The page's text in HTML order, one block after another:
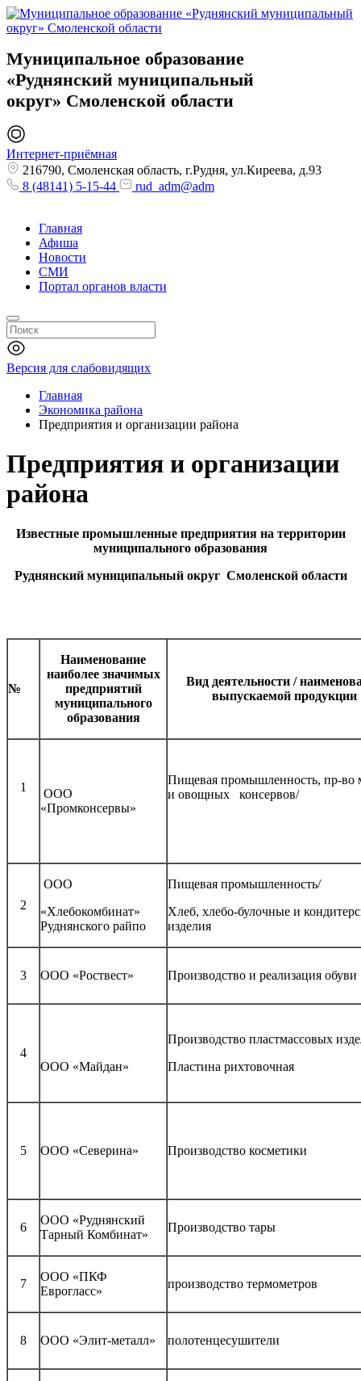
Муниципальное образование
«Руднянский муниципальный
округ» Смоленской области
Интернет-приёмная
216790, Смоленская область, г.Рудня, ул.Киреева, д.93
8 (48141) 5-15-44
rud_adm@adm
Главная
Афиша
Новости
СМИ
Портал органов власти
Версия для слабовидящих
Главная
Экономика района
Предприятия и организации района
Предприятия и организации
района
Известные промышленные предприятия на территории
муниципального образования
Руднянский муниципальный округ Смоленской области
№
Наименование
наиболее значимых
предприятий
муниципального
образования
Вид деятельности /
выпускаемой продукции
1
ООО
«Промконсервы»
Пищевая промышленность, пр-во
и овощных консервов/
2
ООО
«Хлебокомбинат»
Руднянского райпо
Пищевая промышленность/
Хлеб, хлебо-булочные и
изделия
3 ООО «Роствест» Производство и реализация обуви
4
ООО «Майдан»
Производство пластмассовых
Пластина рихтовочная
5 ООО «Северина» Производство косметики
6
ООО «Руднянский
Тарный Комбинат»
Производство тары
7
ООО «ПКФ
Еврогласс»
производство термометров
8 ООО «Элит-металл» полотенцесушители